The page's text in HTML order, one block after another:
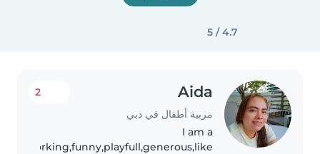
4.7 / 5
Aida
مربية أطفال في دبي
2
I am a